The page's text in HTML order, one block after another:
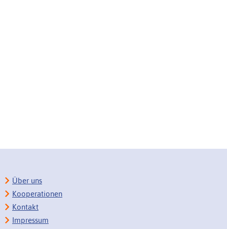
Über uns
Kooperationen
Kontakt
Impressum